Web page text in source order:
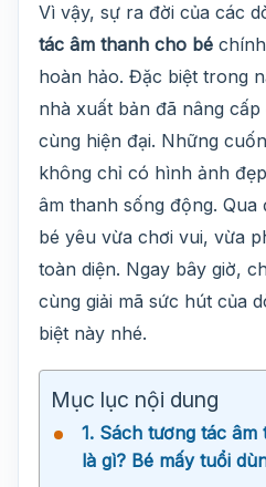
Vì vậy, sự ra đời của các
tác âm thanh cho bé
hoàn hảo. Đặc biệt trong
nhà xuất bản đã nâng
cùng hiện đại. Những
không chỉ có hình ảnh
âm thanh sống động. Qua
bé yêu vừa chơi vui, vừa
toàn diện. Ngay bây giờ,
cùng giải mã sức hút của
biệt này nhé.
Mục lục nội dung
1. Sách tương tác
là gì? Bé mấy tuổi